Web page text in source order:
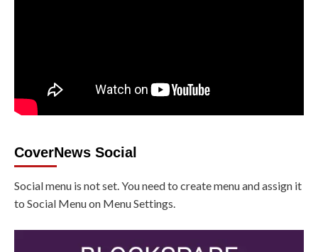
CoverNews Social
Social menu is not set. You need to create menu and assign it
to Social Menu on Menu Settings.